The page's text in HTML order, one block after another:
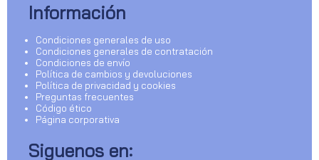
Información
Condiciones generales de uso
Condiciones generales de contratación
Condiciones de envío
Política de cambios y devoluciones
Política de privacidad y cookies
Preguntas frecuentes
Código ético
Página corporativa
Siguenos en: